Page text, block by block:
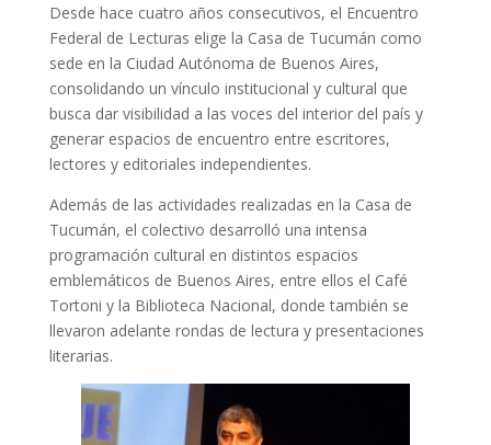
Desde hace cuatro años consecutivos, el Encuentro
Federal de Lecturas elige la Casa de Tucumán como
sede en la Ciudad Autónoma de Buenos Aires,
consolidando un vínculo institucional y cultural que
busca dar visibilidad a las voces del interior del país y
generar espacios de encuentro entre escritores,
lectores y editoriales independientes.
Además de las actividades realizadas en la Casa de
Tucumán, el colectivo desarrolló una intensa
programación cultural en distintos espacios
emblemáticos de Buenos Aires, entre ellos el Café
Tortoni y la Biblioteca Nacional, donde también se
llevaron adelante rondas de lectura y presentaciones
literarias.